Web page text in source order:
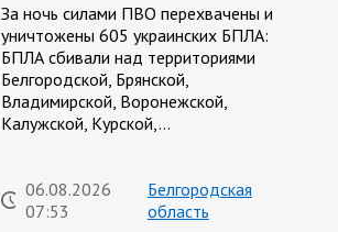
За ночь силами ПВО перехвачены и
уничтожены 605 украинских БПЛА:
БПЛА сбивали над территориями
Белгородской, Брянской,
Владимирской, Воронежской,
Калужской, Курской,…
06.08.2026
07:53
Белгородская
область